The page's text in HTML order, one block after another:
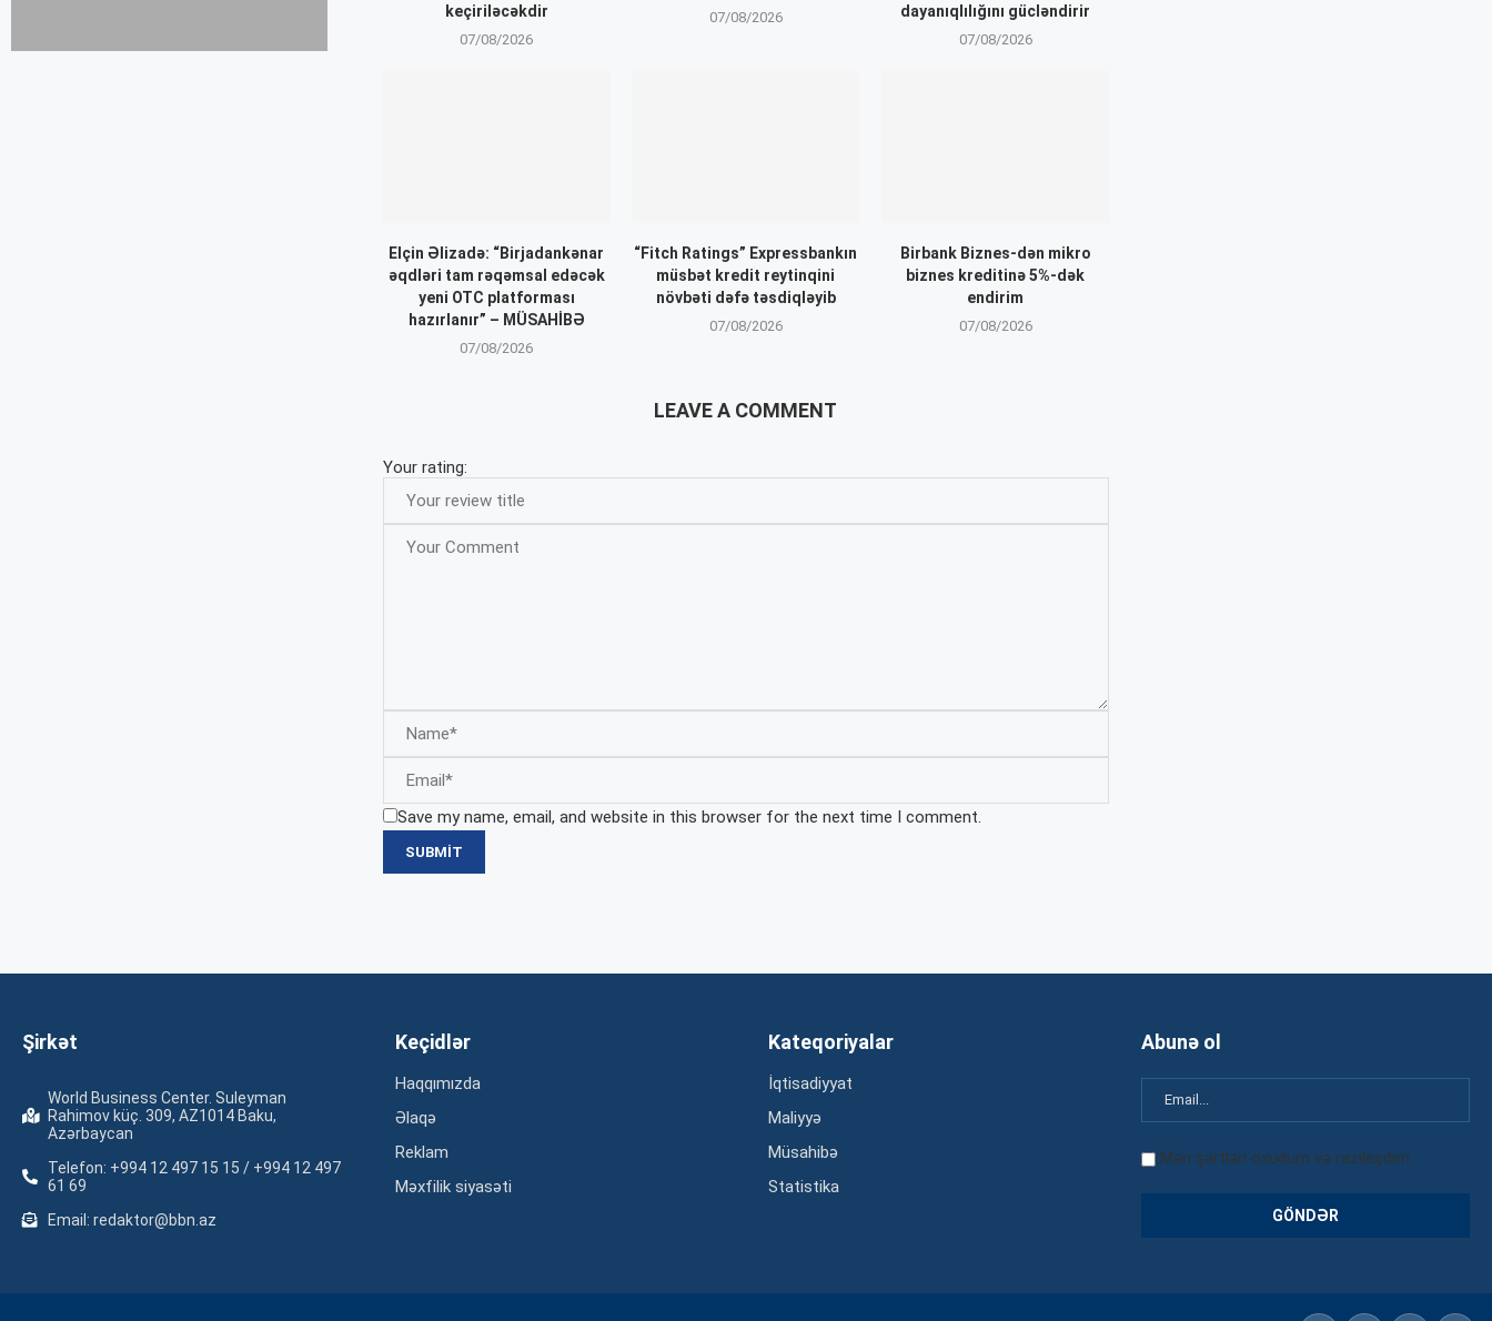
keçiriləcəkdir
07/08/2026
07/08/2026
dayanıqlılığını gücləndirir
07/08/2026
Elçin Əlizadə: “Birjadankənar
əqdləri tam rəqəmsal edəcək
yeni OTC platforması
hazırlanır” – MÜSAHİBƏ
07/08/2026
“Fitch Ratings” Expressbankın
müsbət kredit reytinqini
növbəti dəfə təsdiqləyib
07/08/2026
Birbank Biznes-dən mikro
biznes kreditinə 5%-dək
endirim
07/08/2026
LEAVE A COMMENT
Your rating:
Save my name, email, and website in this browser for the next time I comment.
Şirkət
World Business Center. Suleyman
Rahimov küç. 309, AZ1014 Baku,
Azərbaycan
Telefon: +994 12 497 15 15 / +994 12 497
61 69
Email: redaktor@bbn.az
Keçidlər
Haqqımızda
Əlaqə
Reklam
Məxfilik siyasəti
Kateqoriyalar
İqtisadiyyat
Maliyyə
Müsahibə
Statistika
Abunə ol
Mən şərtləri oxudum və razılaşdım